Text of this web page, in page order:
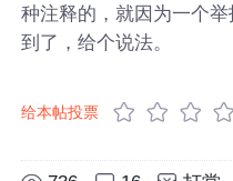
种注释的，就因为一个
到了，给个说法。
给本帖投票